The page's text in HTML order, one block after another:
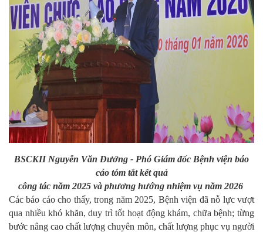
BSCKII Nguyễn Văn Đưởng - Phó Giám đốc Bệnh viện báo
cáo tóm tắt kết quả
công tác năm 2025 và phương hướng nhiệm vụ năm 2026
Các báo cáo cho thấy, trong năm 2025, Bệnh viện đã nỗ lực vượt
qua nhiều khó khăn, duy trì tốt hoạt động khám, chữa bệnh; từng
bước nâng cao chất lượng chuyên môn, chất lượng phục vụ người